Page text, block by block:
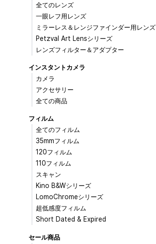
全てのレンズ
一眼レフ用レンズ
ミラーレス＆レンジファインダー用レンズ
Petzval Art Lensシリーズ
レンズフィルター＆アダプター
インスタントカメラ
カメラ
アクセサリー
全ての商品
フィルム
全てのフィルム
35mmフィルム
120フィルム
110フィルム
スキャン
Kino B&Wシリーズ
LomoChromeシリーズ
超低感度フィルム
Short Dated & Expired
セール商品